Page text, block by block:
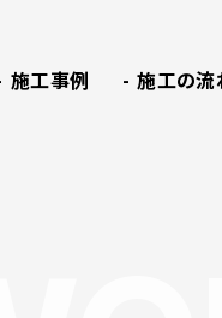
施工事例 施工の